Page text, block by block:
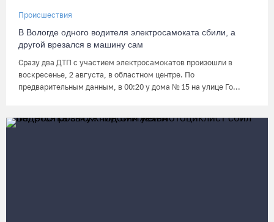
Происшествия
В Вологде одного водителя электросамоката сбили, а
другой врезался в машину сам
Сразу два ДТП с участием электросамокатов произошли в
воскресенье, 2 августа, в областном центре. По
предварительным данным, в 00:20 у дома № 15 на улице Го...